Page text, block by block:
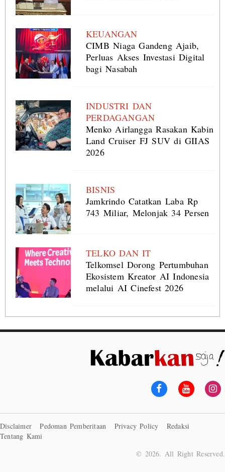
KEUANGAN
CIMB Niaga Gandeng Ajaib,
Perluas Akses Investasi Digital
bagi Nasabah
INDUSTRI DAN
PERDAGANGAN
Menko Airlangga Rasakan Kabin
Land Cruiser FJ SUV di GIIAS
2026
BISNIS
Jamkrindo Catatkan Laba Rp
743 Miliar, Melonjak 34 Persen
TELKO DAN IT
Telkomsel Dorong Pertumbuhan
Ekosistem Kreator AI Indonesia
melalui AI Cinefest 2026
Disclaimer Pedoman Pemberitaan Privacy Policy
Redaksi
Tentang Kami
© 2026. All Right Reserved.